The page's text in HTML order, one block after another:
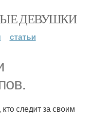
ДЕВУШКИ
статьи
следит за своим